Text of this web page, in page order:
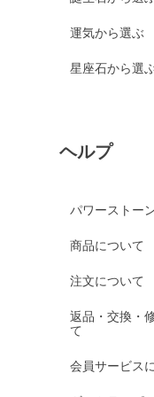
運気から選ぶ
星座石から選
ヘルプ
パワーストー
商品について
注文について
返品・交換・
て
会員サービス